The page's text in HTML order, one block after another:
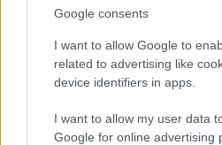
Google consents
I want to allow Google to
related to advertising like
device identifiers in apps.
I want to allow my user data
Google for online advertising
Mastantuono .
El jugador del Real Madrid
negativa: en octubre perdió
permitió disputar un encuentro.